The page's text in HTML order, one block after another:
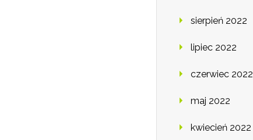
sierpień 2022
lipiec 2022
czerwiec 2022
maj 2022
kwiecień 2022